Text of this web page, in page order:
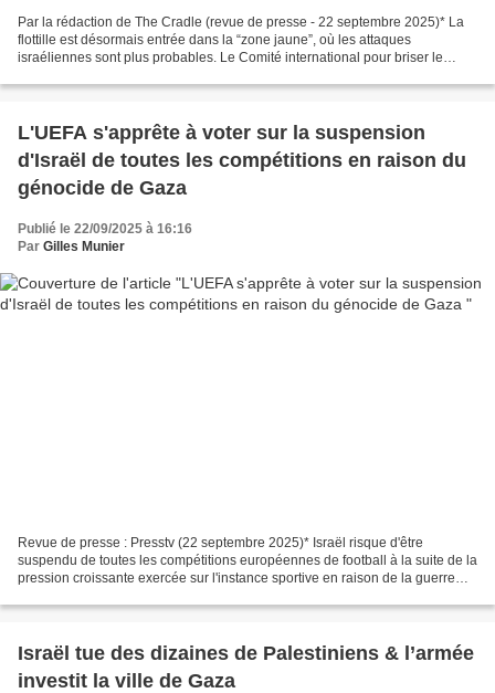
Par la rédaction de The Cradle (revue de presse - 22 septembre 2025)* La
flottille est désormais entrée dans la “zone jaune”, où les attaques
israéliennes sont plus probables. Le Comité international pour briser le
L'UEFA s'apprête à voter sur la suspension
d'Israël de toutes les compétitions en raison du
génocide de Gaza
Publié le 22/09/2025 à 16:16
Par Gilles Munier
Revue de presse : Presstv (22 septembre 2025)* Israël risque d'être
suspendu de toutes les compétitions européennes de football à la suite de la
pression croissante exercée sur l'instance sportive en raison de la guerre
Israël tue des dizaines de Palestiniens & l’armée
investit la ville de Gaza